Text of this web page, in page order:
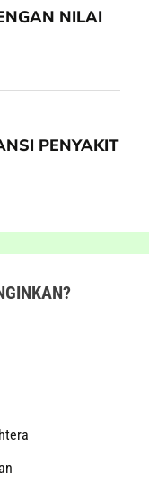
NILAI
PENYAKIT